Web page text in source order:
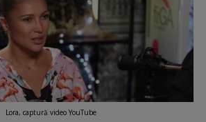
Lora, captură video YouTube